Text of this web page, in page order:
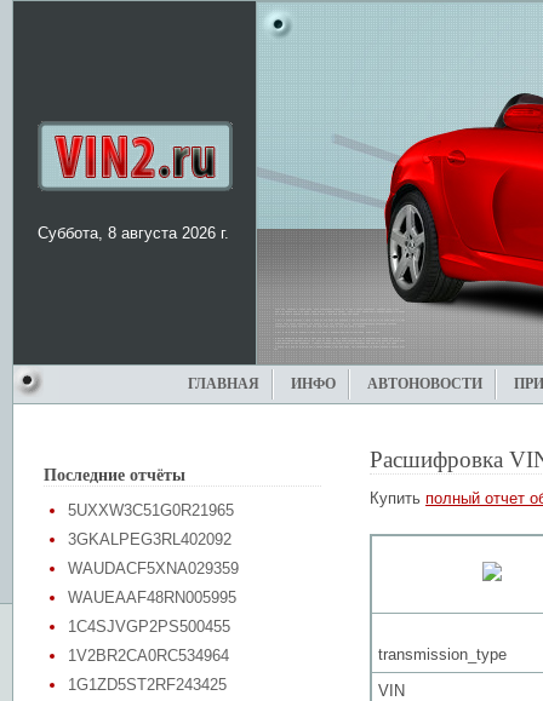
Суббота, 8 августа 2026 г.
ГЛАВНАЯ ИНФО АВТОНОВОСТИ
Последние отчёты
5UXXW3C51G0R21965
3GKALPEG3RL402092
WAUDACF5XNA029359
WAUEAAF48RN005995
1C4SJVGP2PS500455
1V2BR2CA0RC534964
1G1ZD5ST2RF243425
Расшифровка
Купить полный отчет
transmission_type
VIN